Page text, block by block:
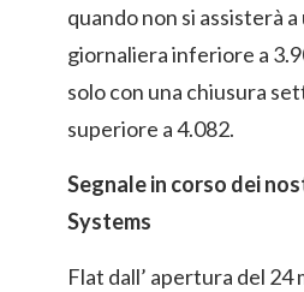
quando non si assisterà
giornaliera inferiore a
solo con una chiusura
superiore a 4.082.
Segnale in corso dei
Systems
Flat dall’ apertura del 24